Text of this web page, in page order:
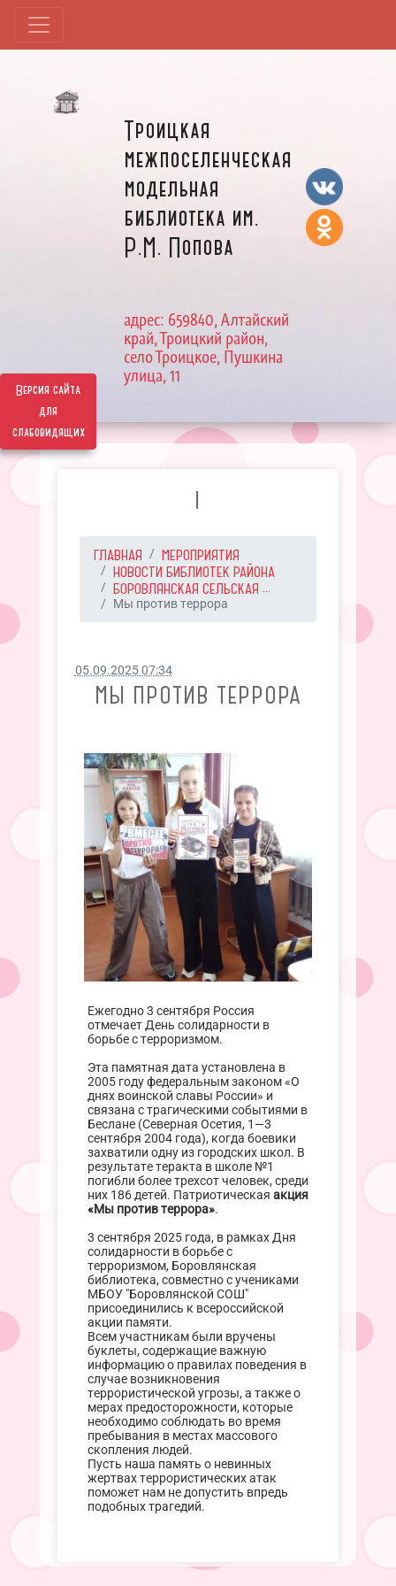
Версия сайта
для
слабовидящих
Троицкая
межпоселенческая
модельная
библиотека им.
Р.М. Попова
адрес: 659840, Алтайский
край, Троицкий район,
село Троицкое, Пушкина
улица, 11
I
ГЛАВНАЯ
МЕРОПРИЯТИЯ
НОВОСТИ БИБЛИОТЕК РАЙОНА
БОРОВЛЯНСКАЯ СЕЛЬСКАЯ ...
Мы против террора
05.09.2025 07:34
МЫ ПРОТИВ ТЕРРОРА
Ежегодно 3 сентября Россия
отмечает День солидарности в
борьбе с терроризмом.
Эта памятная дата установлена в
2005 году федеральным законом «О
днях воинской славы России» и
связана с трагическими событиями в
Беслане (Северная Осетия, 1—3
сентября 2004 года), когда боевики
захватили одну из городских школ. В
результате теракта в школе №1
погибли более трехсот человек, среди
них 186 детей. Патриотическая акция
«Мы против террора».
3 сентября 2025 года, в рамках Дня
солидарности в борьбе с
терроризмом, Боровлянская
библиотека, совместно с учениками
МБОУ "Боровлянской СОШ"
присоединились к всероссийской
акции памяти.
Всем участникам были вручены
буклеты, содержащие важную
информацию о правилах поведения в
случае возникновения
террористической угрозы, а также о
мерах предосторожности, которые
необходимо соблюдать во время
пребывания в местах массового
скопления людей.
Пусть наша память о невинных
жертвах террористических атак
поможет нам не допустить впредь
подобных трагедий.